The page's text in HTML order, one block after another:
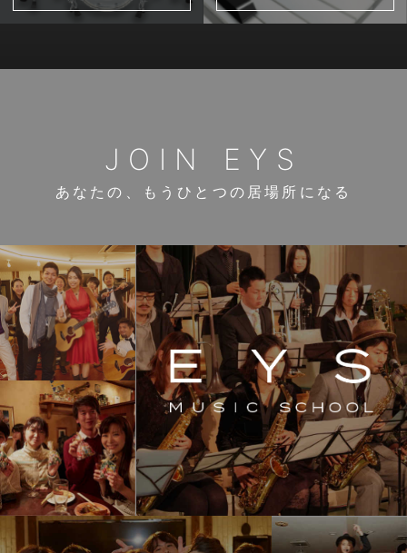
JOIN EYS
あなたの、もうひとつの居場所になる